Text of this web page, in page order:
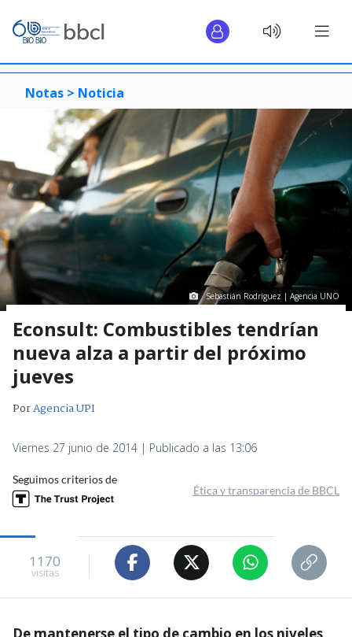
Notas > Noticia
Sebastián Rodríguez | Agencia UNO
Econsult: Combustibles tendrían
nueva alza a partir del próximo
jueves
PorAgencia UPI
Viernes 27 junio de 2014 | Publicado a las 13:06
Seguimos criterios de
Ética y transparencia de BBCL
1170
visitas
De mantenerse el tipo de cambio en los niveles